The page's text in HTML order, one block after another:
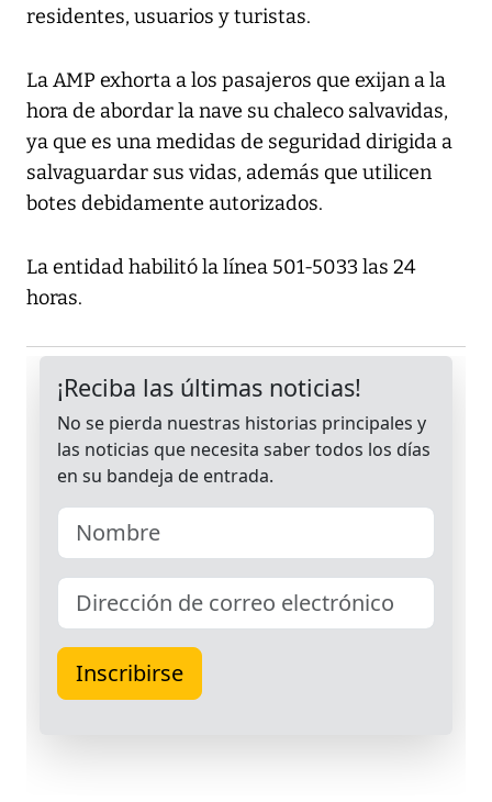
residentes, usuarios y turistas.
La AMP exhorta a los pasajeros que exijan a la
hora de abordar la nave su chaleco salvavidas,
ya que es una medidas de seguridad dirigida a
salvaguardar sus vidas, además que utilicen
botes debidamente autorizados.
La entidad habilitó la línea 501-5033 las 24
horas.